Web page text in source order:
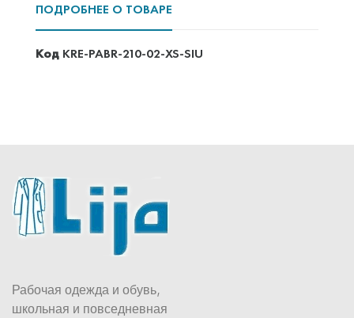
ПОДРОБНЕЕ О ТОВАРЕ
Код KRE-PABR-210-02-XS-SIU
Рабочая одежда и обувь,
школьная и повседневная